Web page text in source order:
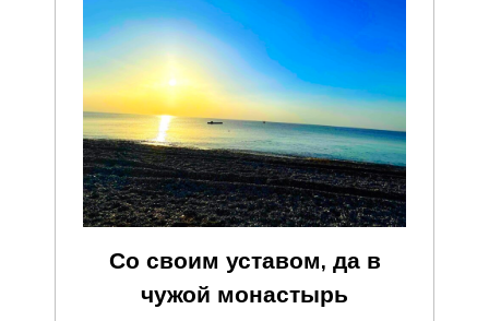
Со своим уставом, да в
чужой монастырь